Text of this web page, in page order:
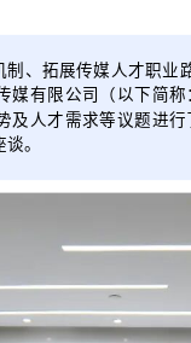
、拓展传媒人才职业
媒有限公司（以下简
及人才需求等议题进
。